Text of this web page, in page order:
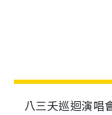
八三夭巡迴演唱